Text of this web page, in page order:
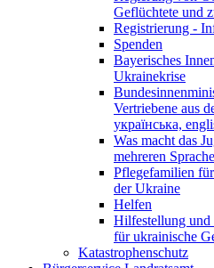
Geflüchtete und
Registrierung -
Spenden
Bayerisches
Ukrainekrise
Vertriebene aus
українська,
Was macht das
mehreren
Pflegefamilien
der Ukraine
Helfen
Hilfestellung
für ukrainische
Katastrophenschutz